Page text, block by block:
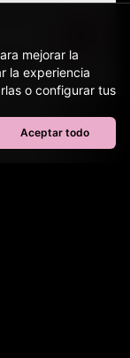
Bovinos Aves
mejorar la
la experiencia
o configurar tus
Aceptar todo